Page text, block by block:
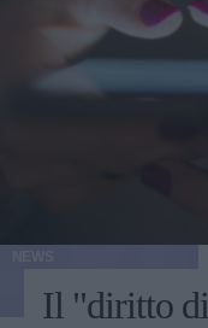
Il "diritto